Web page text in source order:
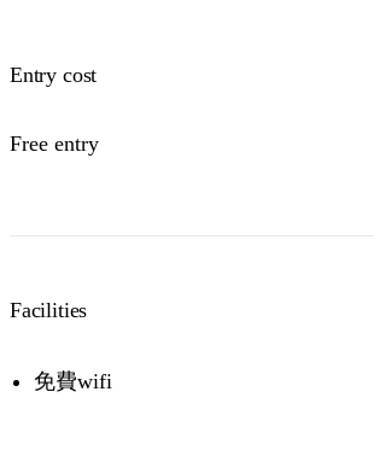
Entry cost
Free entry
Facilities
免費wifi